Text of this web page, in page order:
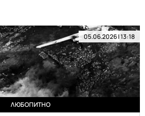
05.06.2026 | 13:18
ЛЮБОПИТНО